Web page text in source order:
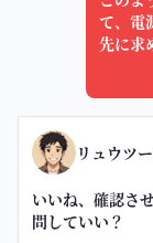
て、電
先に求
リュウツ
いいね、確認さ
問していい？